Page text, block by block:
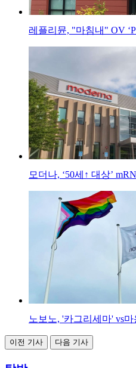
레플리뮨, "마침내" OV
모더나, ‘50세↑ 대상’
노보노, '카그리세마' vs
이전 기사 다음 기사